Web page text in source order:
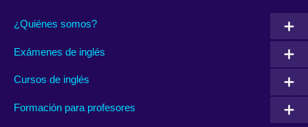
¿Quiénes somos?
Exámenes de inglés
Cursos de inglés
Formación para profesores